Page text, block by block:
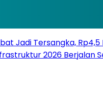
Jadi Tersangka, Rp4,5
2026 Berjalan